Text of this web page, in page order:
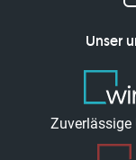
Unser
Zuverlässige